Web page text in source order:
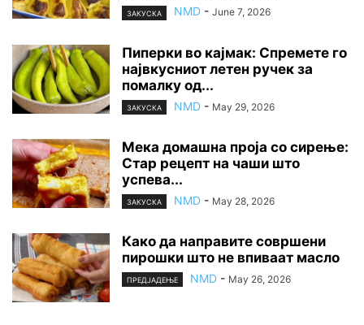
ЗАКУСКА NMD - June 7, 2026
Пиперки во кајмак: Спремете го
највкусниот летен ручек за
помалку од...
ЗАКУСКА NMD - May 29, 2026
Мека домашна проја со сирење:
Стар рецепт на чаши што
успева...
ЗАКУСКА NMD - May 28, 2026
Како да направите совршени
пирошки што не впиваат масло
ПРЕДЈАДЕЊЕ NMD - May 26, 2026